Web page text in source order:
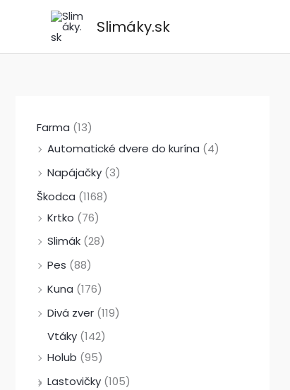
Slimáky.sk
Farma (13)
Automatické dvere do kurína (4)
Napájačky (3)
Škodca (1168)
Krtko (76)
Slimák (28)
Pes (88)
Kuna (176)
Divá zver (119)
Vtáky (142)
Holub (95)
Lastovičky (105)